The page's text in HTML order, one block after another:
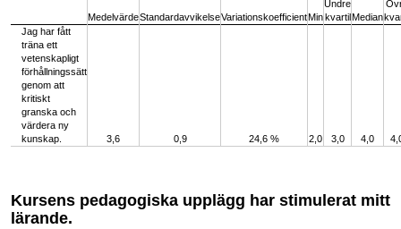
MedelvärdeStandardavvikelseVariationskoefficientMin
Undre
kvartilMedian
Jag har fått
träna ett
vetenskapligt
förhållningssätt
genom att
kritiskt
granska och
värdera ny
kunskap.
3,6 0,9 24,6 % 2,0 3,0 4,0
Kursens pedagogiska upplägg har stimulerat mitt
lärande.